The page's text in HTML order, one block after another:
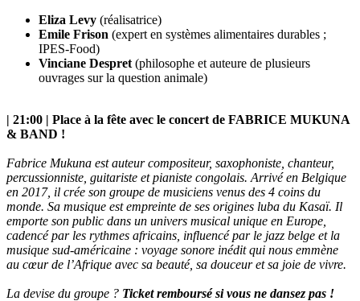
Eliza Levy (réalisatrice)
Emile Frison (expert en systèmes alimentaires durables ;
IPES-Food)
Vinciane Despret (philosophe et auteure de plusieurs
ouvrages sur la question animale)
| 21:00 | Place à la fête avec le concert de FABRICE MUKUNA
& BAND !
Fabrice Mukuna est auteur compositeur, saxophoniste, chanteur,
percussionniste, guitariste et pianiste congolais. Arrivé en Belgique
en 2017, il crée son groupe de musiciens venus des 4 coins du
monde. Sa musique est empreinte de ses origines luba du Kasaï. Il
emporte son public dans un univers musical unique en Europe,
cadencé par les rythmes africains, influencé par le jazz belge et la
musique sud-américaine : voyage sonore inédit qui nous emmène
au cœur de l’Afrique avec sa beauté, sa douceur et sa joie de vivre.
La devise du groupe ? Ticket remboursé si vous ne dansez pas !